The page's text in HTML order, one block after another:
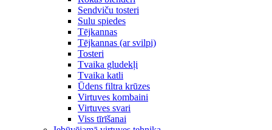
Sendviču tosteri
Sulu spiedes
Tējkannas
Tējkannas (ar svilpi)
Tosteri
Tvaika gludekļi
Tvaika katli
Ūdens filtra krūzes
Virtuves kombaini
Virtuves svari
Viss tīrīšanai